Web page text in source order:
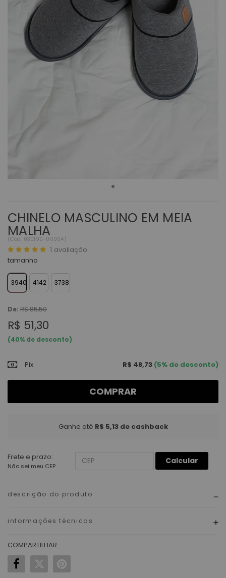
CHINELO MASCULINO EM MEIA
MALHA
(Cód. 030190-00004)
1 avaliação
tamanho
3940 4142 3738
De: R$ 85,50
R$ 51,30
(40% de desconto)
Pix R$ 48,73 (5% de desconto)
COMPRAR
Ganhe até R$ 5,13de cashback
Frete e prazo:
Não sei meu CEP
Calcular
descrição do produto
informações técnicas
COMPARTILHAR